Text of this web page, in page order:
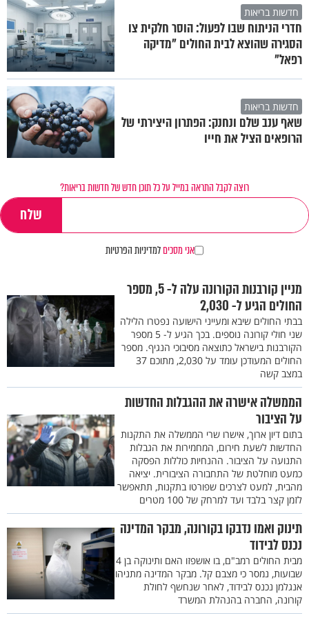
חדשות בריאות
חדרי הניתוח שבו לפעול: הוסר חלקית צו
הסגירה שהוצא לבית החולים "מדיקה
רפאל"
חדשות בריאות
שאף ענב שלם ונחנק: הפתרון היצירתי של
הרופאים הציל את חייו
רוצה לקבל התראה במייל על כל תוכן חדש של חדשות בריאות?
אני מסכיםלמדיניות הפרטיות
מניין קורבנות הקורונה עלה ל- 5, מספר
החולים הגיע ל- 2,030
בבתי החולים שיבא ומעייני הישועה נפטרו הלילה
שני חולי קורונה נוספים. בכך הגיע ל- 5 מספר
הקורבנות בישראל כתוצאה מסיבוכי הנגיף. מספר
החולים המעודכן עומד על 2,030, מתוכם 37
במצב קשה
הממשלה אישרה את ההגבלות החדשות
על הציבור
בתום דיון ארוך, אישרו שרי הממשלה את התקנות
החדשות לשעת חירום, המחמירות את הגבלות
התנועה על הציבור. ההנחיות כוללות הפסקה
כמעט מוחלטת של התחבורה הציבורית. יציאה
מהבית, למעט לצרכים שפורטו בתקנות, תתאפשר
לזמן קצר בלבד ועד למרחק של 100 מטרים
תינוק ואמו נדבקו בקורונה, מבקר המדינה
נכנס לבידוד
מבית החולים רמב"ם, בו אושפזו האם ותינוקה בן 4
שבועות, נמסר כי מצבם קל. מבקר המדינה מתניהו
אנגלמן נכנס לבידוד, לאחר שנחשף לחולת
קורונה, החברה בהנהלת המשרד